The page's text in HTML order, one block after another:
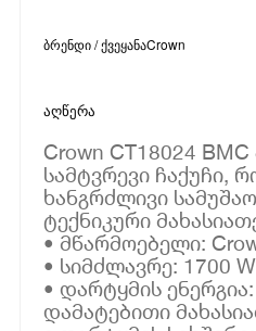
ბრენდი / ქვეყანაCrown
აღწერა
Crown CT18024
სამტვრევი ჩაქუჩი,
ხანგრძლივი
ტექნიკური
• მწარმოებელი:
• სიმძლავრე: 1700 W
• დარტყმის
დამატებითი